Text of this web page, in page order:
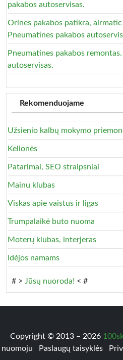
pakabos autoservisas.
Orines pakabos patikra,
Pneumatines pakabos
Pneumatines pakabos
autoservisas.
Rekomenduojame
Užsienio kalbų mokymo
Kelionės
Patarimai, SEO straipsniai
Mainu klubas
Viskas apie vaistus ir ligas
Trumpalaikė buto nuoma
Moterų klubas, interjeras
Idėjos namams
# > Jūsų nuoroda! < #
Copyright © 2013 – 2026
nuomoju
Paslaugų taisyklės